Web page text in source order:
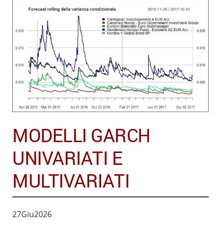
MODELLI GARCH
UNIVARIATI E
MULTIVARIATI
27Giu2026